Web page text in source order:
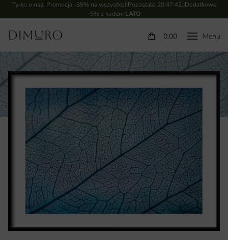
Tylko u nas! Promocja -35% na wszystko! Pozostało 20:47:41. Dodatkowe
-5% z kodem LATO
0.00